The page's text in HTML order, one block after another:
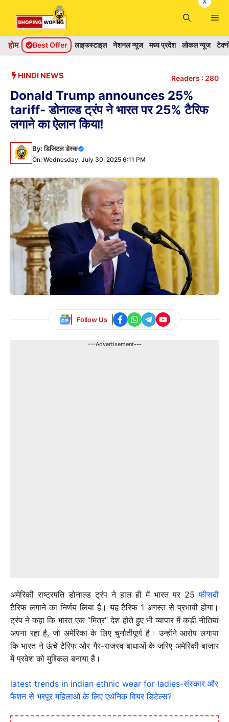
content
होम Best Offer लाइफस्टाइल नेशनल न्यूज मध्य प्रदेश लोकल न्यूज
HINDI NEWS Readers : 280
Donald Trump announces 25%
tariff- डोनाल्ड ट्रंप ने भारत पर 25% टैरिफ
लगाने का ऐलान किया!
By:डिजिटल डेस्क
On: Wednesday, July 30, 2025 6:11 PM
Follow Us
---Advertisement---
अमेरिकी राष्ट्रपति डोनाल्ड ट्रंप ने हाल ही में भारत पर 25फीसदी
टैरिफ लगाने का निर्णय लिया है। यह टैरिफ 1 अगस्त से प्रभावी होगा।
ट्रंप ने कहा कि भारत एक “मित्र” देश होते हुए भी व्यापार में कड़ी नीतियां
अपना रहा है, जो अमेरिका के लिए चुनौतीपूर्ण है। उन्होंने आरोप लगाया
कि भारत ने ऊंचे टैरिफ और गैर-राजस्व बाधाओं के जरिए अमेरिकी बाजार
में प्रवेश को मुश्किल बनाया है।
latest trends in indian ethnic wear for ladies-संस्कार और
फैशन से भरपूर महिलाओं के लिए एथनिक वियर डिटेल्स?